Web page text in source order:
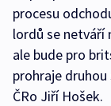
procesu
lordů se netváří
ale bude pro
prohraje
ČRo Jiří Hošek.